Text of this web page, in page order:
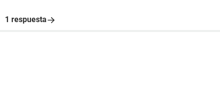
1 respuesta